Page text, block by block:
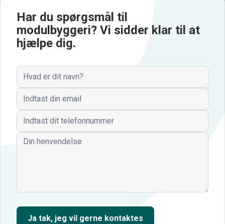
Har du spørgsmål til
modulbyggeri? Vi sidder klar til at
hjælpe dig.
Navn
Email
Telefonnummer
Henvendelse
Ja tak, jeg vil gerne kontaktes